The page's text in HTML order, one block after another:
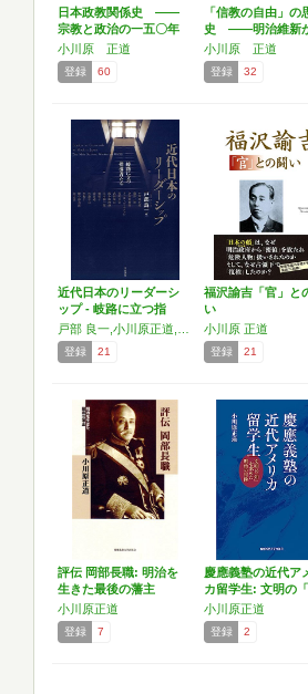
日本政教関係史 ――
宗教と政治の一五〇年
(…
小川原 正道
登録 60
「信教の自由」の
史 ――明治維新
旧統…
小川原 正道
登録 32
近代日本のリーダーシ
ップ - 岐路に立つ指
導…
登録 21
福沢諭吉「官」と
い
小川原 正道
登録 21
評伝 岡部長職: 明治を
生きた最後の藩主
小川原正道
登録 7
慶應義塾の近代ア
カ留学生: 文明の「
…
小川原正道
登録 2